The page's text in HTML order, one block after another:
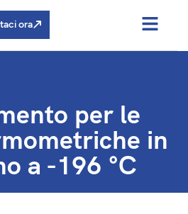
ora
per le
in
a -196 °C